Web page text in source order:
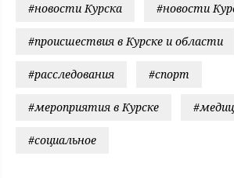
#новости Курска #новости
#происшествия в Курске и области
#расследования #спорт
#мероприятия в Курске
#социальное